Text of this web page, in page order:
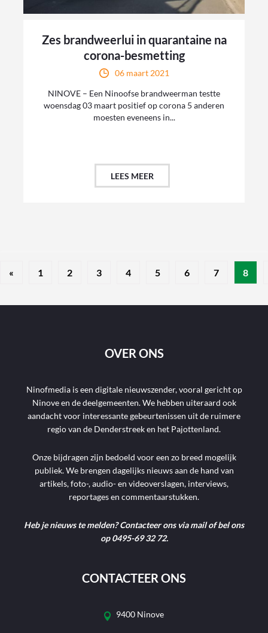
Zes brandweerlui in quarantaine na
corona-besmetting
06 maart 2021
NINOVE – Een Ninoofse brandweerman testte
woensdag 03 maart positief op corona 5 anderen
moesten eveneens in...
LEES MEER
« 1 2 3 4 5 6 7 8
OVER ONS
Ninofmedia is een digitale nieuwszender, vooral gericht op
Ninove en de deelgemeenten. We hebben uiteraard ook
aandacht voor interessante gebeurtenissen uit de ruimere
regio van de Denderstreek en het Pajottenland.
Onze bijdragen zijn bedoeld voor een zo breed mogelijk
publiek. We brengen dagelijks nieuws aan de hand van
artikels, foto-, audio- en videoverslagen, interviews,
reportages en commentaarstukken.
Heb je nieuws te melden? Contacteer ons via mail of bel ons
op 0495-69 32 72.
CONTACTEER ONS
9400 Ninove